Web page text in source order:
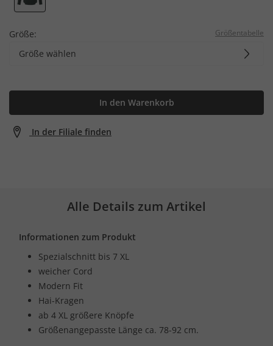
Größe: Größentabelle
Größe wählen
In den Warenkorb
In der Filiale finden
Alle Details zum Artikel
Informationen zum Produkt
Spezialschnitt bis 7 XL
weicher Cord
Modern Fit
Hai-Kragen
ab 4 XL größere Knöpfe
Größenangepasste Länge ca. 78-92 cm.